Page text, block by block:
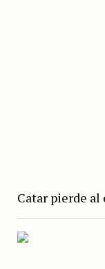
Catar pierde